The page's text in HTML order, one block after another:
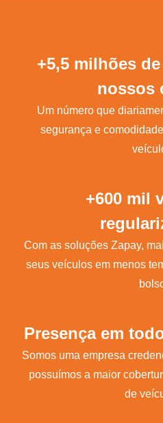
+5,5 milhões
nossos
Um número que
segurança e
+600 mil
Com as soluções Zapay,
seus veículos em menos
Presença em
Somos uma empresa
possuímos a maior
de